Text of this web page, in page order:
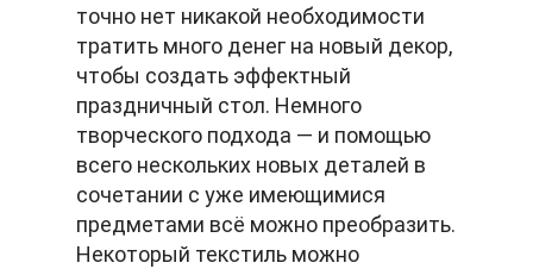
точно нет никакой необходимости
тратить много денег на новый декор,
чтобы создать эффектный
праздничный стол. Немного
творческого подхода — и помощью
всего нескольких новых деталей в
сочетании с уже имеющимися
предметами всё можно преобразить.
Некоторый текстиль можно